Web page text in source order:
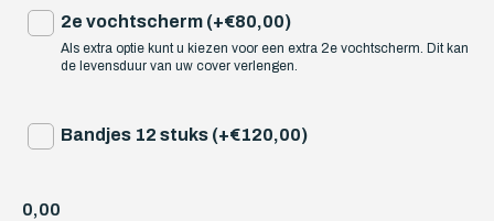
2e vochtscherm (+€80,00)
Als extra optie kunt u kiezen voor een extra 2e vochtscherm. Dit kan
de levensduur van uw cover verlengen.
Bandjes 12 stuks (+€120,00)
0,00